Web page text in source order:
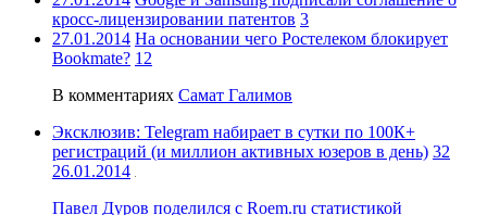
кросс-лицензировании патентов 3
27.01.2014 На основании чего Ростелеком блокирует
Bookmate? 12
В комментариях Самат Галимов
Эксклюзив: Telegram набирает в сутки по 100К+
регистраций (и миллион активных юзеров в день) 32
26.01.2014
Павел Дуров поделился c Roem.ru статистикой